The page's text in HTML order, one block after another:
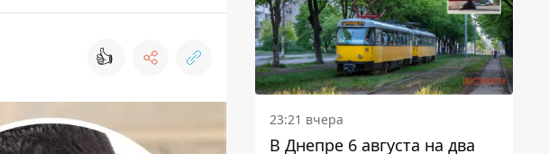
👍
23:21 вчера
В Днепре 6 августа на два